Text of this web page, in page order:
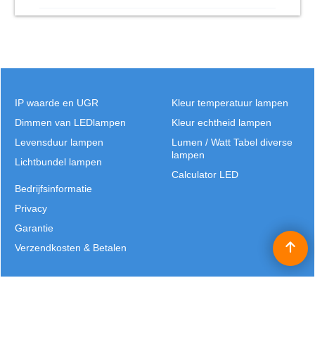
Kleur temperatuur lampen
Kleur echtheid lampen
Lumen / Watt Tabel diverse
lampen
Calculator LED
IP waarde en UGR
Dimmen van LEDlampen
Levensduur lampen
Lichtbundel lampen
Bedrijfsinformatie
Privacy
Garantie
Verzendkosten & Betalen